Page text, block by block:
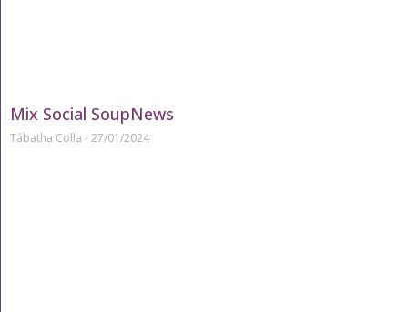
Mix Social SoupNews
Tábatha Colla 27/01/2024